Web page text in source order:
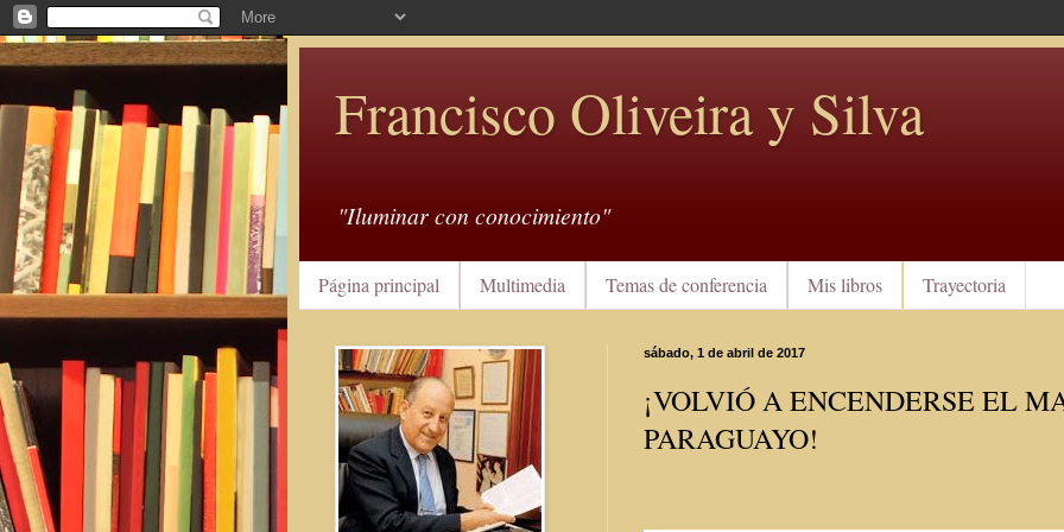
Francisco Oliveira y Silva
"Iluminar con conocimiento"
Página principal Multimedia Temas de conferencia Mis libros Trayectoria
sábado, 1 de abril de 2017
¡VOLVIÓ A ENCENDERSE EL
PARAGUAYO!